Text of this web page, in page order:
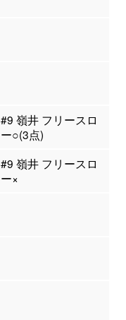
#9 嶺井 フリースロ
ー○(3点)
#9 嶺井 フリースロ
ー×